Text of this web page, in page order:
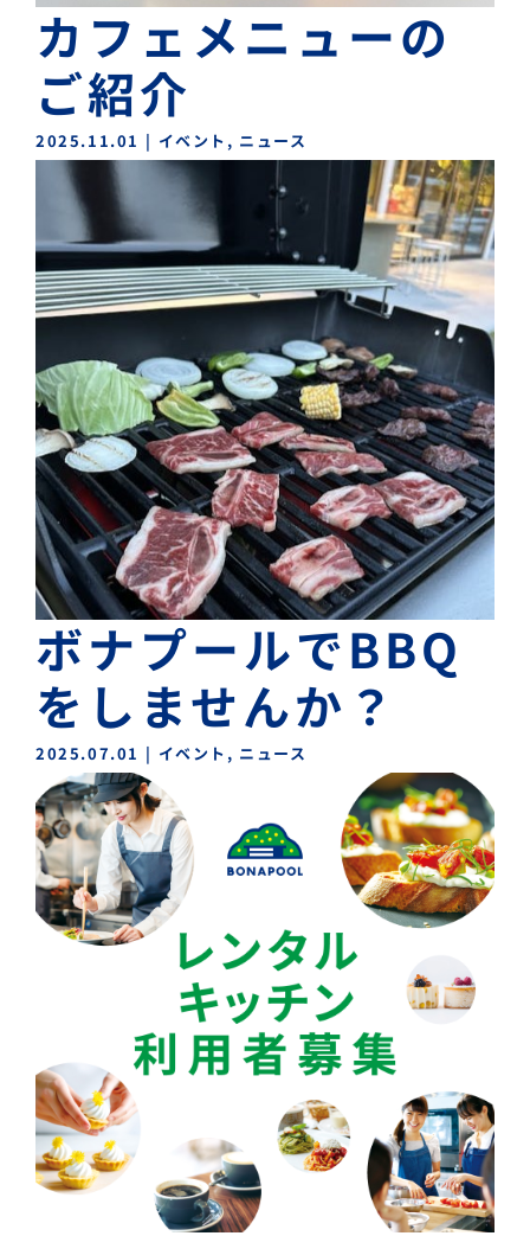
カフェメニューの
ご紹介
2025.11.01 | イベント , ニュース
ボナプールでBBQ
をしませんか？
2025.07.01 | イベント , ニュース